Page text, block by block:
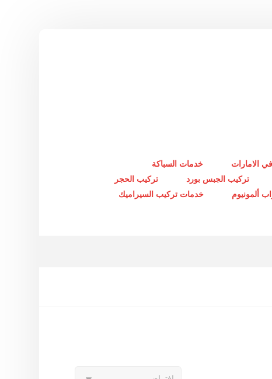
الامارات
خدمات السباكة
تركيب الجبس بورد
تركيب الحجر
ألمونيوم
خدمات تركيب السيراميك